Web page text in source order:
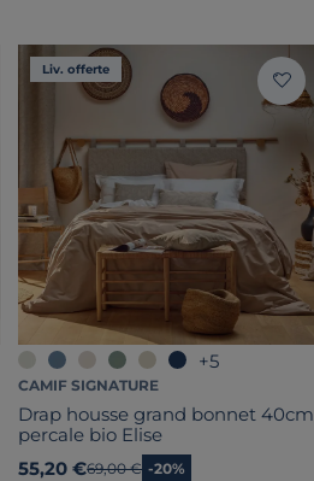
Liv. offerte
+5
CAMIF SIGNATURE
Drap housse grand bonnet 40cm
percale bio Elise
55,20 €Ancien prix
69,00 € -20%